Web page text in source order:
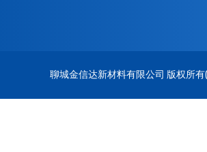
聊城金信达新材料有限公司 版权所